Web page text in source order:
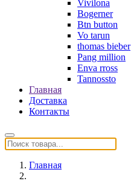
Vivilona
Bogerner
Btn button
Vo tarun
thomas bieber
Pang million
Enva rross
Tannossto
Главная
Доставка
Контакты
Главная